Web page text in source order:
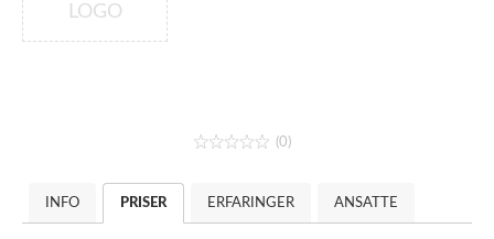
LOGO
(0)
INFO PRISER ERFARINGER ANSATTE